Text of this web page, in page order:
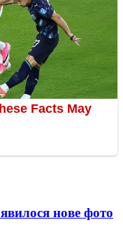
нове фото